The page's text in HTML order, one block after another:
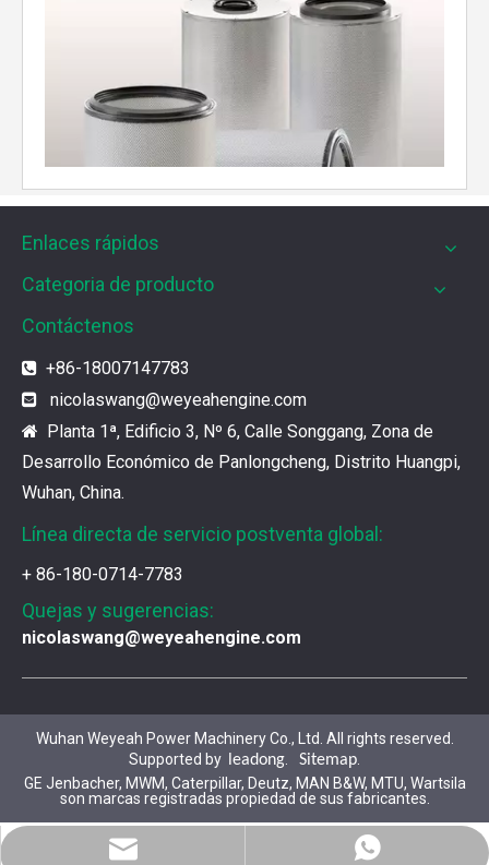
¿Cuál es el encanto de las piezas de la serie 3500 de Caterpillar?
Los productos de gas de alta calidad son
Enlaces rápidos
Categoria de producto
Contáctenos
 +86-18007147783
 nicolaswang@weyeahengine.com
 Planta 1ª, Edificio 3, Nº 6, Calle Songgang, Zona de
Desarrollo Económico de Panlongcheng, Distrito Huangpi,
Wuhan, China.
Línea directa de servicio postventa global:
+ 86-180-0714-7783
Quejas y sugerencias:
nicolaswang@weyeahengine.com
Wuhan Weyeah Power Machinery Co., Ltd. All rights reserved.
Supported by
leadong Sitemap
GE Jenbacher, MWM, Caterpillar, Deutz, MAN B&W, MTU, Wartsila
son marcas registradas propiedad de sus fabricantes.